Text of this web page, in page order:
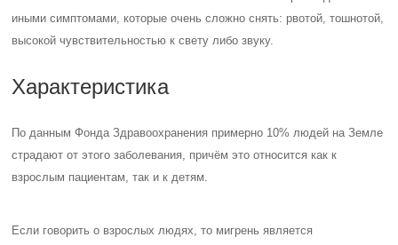
иными симптомами, которые очень сложно снять: рвотой, тошнотой,
высокой чувствительностью к свету либо звуку.
Характеристика
По данным Фонда Здравоохранения примерно 10% людей на Земле
страдают от этого заболевания, причём это относится как к
взрослым пациентам, так и к детям.
Если говорить о взрослых людях, то мигрень является